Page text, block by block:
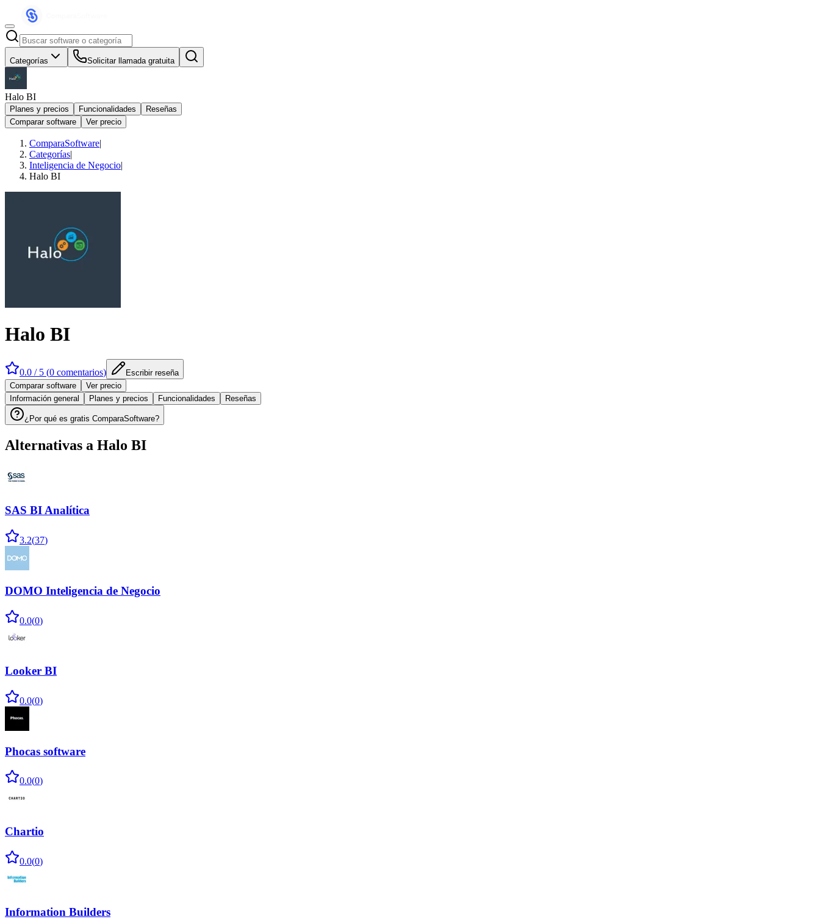
Categorías Solicitar llamada gratuita
Halo BI
Planes y precios Funcionalidades
Reseñas
Comparar software
Ver precio
ComparaSoftware|
Categorías|
Inteligencia de Negocio|
Halo BI
Halo BI
0.0 / 5 (0 comentarios)
Escribir reseña
Comparar software
Ver precio
Información general
Planes y precios Funcionalidades Reseñas
¿Por qué es gratis ComparaSoftware?
Alternativas a Halo BI
SAS BI Analítica
3.2(37)
DOMO Inteligencia de Negocio
0.0(0)
Looker BI
0.0(0)
Phocas software
0.0(0)
Chartio
0.0(0)
Information Builders